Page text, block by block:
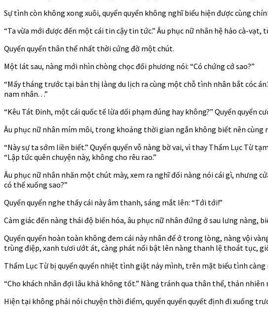
Sự tình còn không xong xuôi, quyển quyển không nghĩ biểu hiện được cùng
“Ta vừa mới được đến một cái tin cậy tin tức.” Âu phục nữ nhân hệ hảo cà-
Quyển quyển thân thể nhất thời cứng đờ một chút.
Một lát sau, nàng mới nhìn chòng chọc đối phương nói: “Có chứng cớ sao?”
“Mấy tháng trước tại bản thị làng du lịch ra cùng một chỗ tình nhân bắt cóc
nam nhân. . .”
“Kêu Tát Đinh, một cái quốc tế lừa dối phạm đúng hay không?” Quyển quyển
Âu phục nữ nhân mím môi, trong khoảng thời gian ngắn không biết nên cùng
“Này sự ta sớm liền biết.” Quyển quyển vỗ nàng bờ vai, vì thay Thẩm Lục Từ
“Lập tức quên chuyện này, không cho rêu rao.”
Âu phục nữ nhân nhăn một chút mày, xem ra nghĩ đối nàng nói cái gì, nhưng
có thể xuống sao?”
Quyển quyển nghe thấy cái này âm thanh, sáng mắt lên: “Tới tới!”
Cảm giác đến nàng thái độ biến hóa, âu phục nữ nhân đứng ở sau lưng nàng,
Quyển quyển hoàn toàn không đem cái này nhân để ở trong lòng, nàng vội
trùng điệp, xanh tươi ướt át, càng phát nổi bật lên nàng thanh lệ thoát tục,
Thẩm Lục Từ bị quyển quyển nhiệt tình giật nảy mình, trên mặt biểu tình
“Cho khách nhân đợi lâu khả không tốt.” Nàng tránh qua thân thể, thản nhiên
Hiện tại không phải nói chuyện thời điểm, quyển quyển quyết định đi xuống